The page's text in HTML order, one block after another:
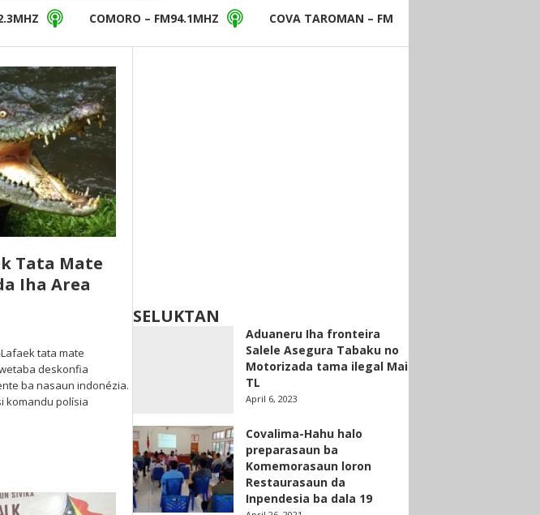
COMORO – FM94.1MHZ COVA TAROMAN – FM94.5MHZ
Tata Mate
Iha Area
Lafaek tata mate
deskonfia
ba nasaun indonézia.
komandu polísia
SELUKTAN
Aduaneru Iha fronteira
Salele Asegura Tabaku no
Motorizada tama ilegal Mai
TL
April 6, 2023
Covalima-Hahu halo
preparasaun ba
Komemorasaun loron
Restaurasaun da
Inpendesia ba dala 19